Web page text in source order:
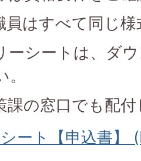
員はすべて同じ
ーシートは、ダ
課の窓口でも配
ート【申込書】